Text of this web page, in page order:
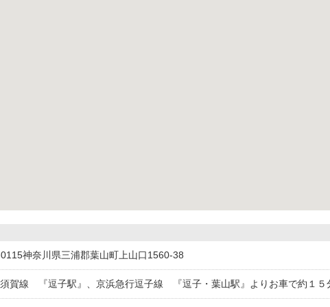
神奈川県三浦郡葉山町上山口1560-38
須賀線 『逗子駅』、京浜急行逗子線 『逗子・葉山駅』よりお車で約１５